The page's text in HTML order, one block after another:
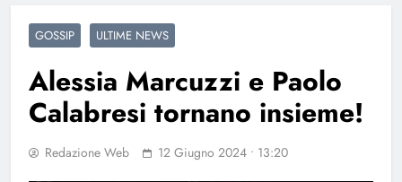
GOSSIP ULTIME NEWS
Alessia Marcuzzi e Paolo
Calabresi tornano insieme!
Redazione Web 12 Giugno 2024 • 13:20